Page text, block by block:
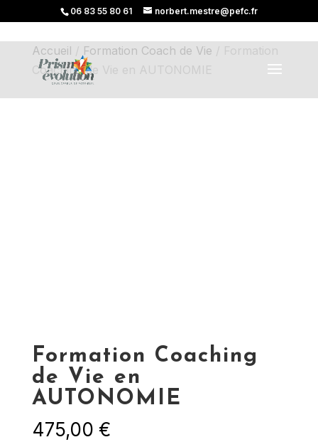
06 83 55 80 61 norbert.mestre@pefc.fr
Accueil Formation Coach de Vie
Coaching de Vie en AUTONOMIE
Formation Coaching
de Vie en
AUTONOMIE
475,00 €